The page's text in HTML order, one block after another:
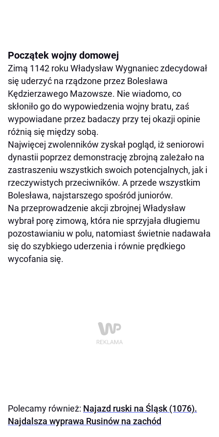
Początek wojny domowej
Zimą 1142 roku Władysław Wygnaniec zdecydował
się uderzyć na rządzone przez Bolesława
Kędzierzawego Mazowsze. Nie wiadomo, co
skłoniło go do wypowiedzenia wojny bratu, zaś
wypowiadane przez badaczy przy tej okazji opinie
różnią się między sobą.
Najwięcej zwolenników zyskał pogląd, iż seniorowi
dynastii poprzez demonstrację zbrojną zależało na
zastraszeniu wszystkich swoich potencjalnych, jak i
rzeczywistych przeciwników. A przede wszystkim
Bolesława, najstarszego spośród juniorów.
Na przeprowadzenie akcji zbrojnej Władysław
wybrał porę zimową, która nie sprzyjała długiemu
pozostawianiu w polu, natomiast świetnie nadawała
się do szybkiego uderzenia i równie prędkiego
wycofania się.
Polecamy również: Najazd ruski na Śląsk (1076).
Najdalsza wyprawa Rusinów na zachód